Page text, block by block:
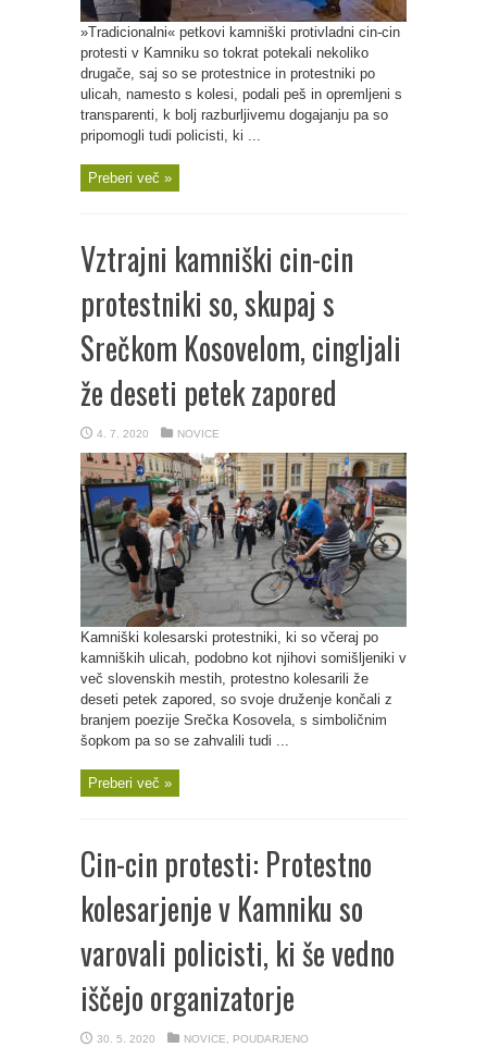
»Tradicionalni« petkovi kamniški protivladni cin-cin
protesti v Kamniku so tokrat potekali nekoliko
drugače, saj so se protestnice in protestniki po
ulicah, namesto s kolesi, podali peš in opremljeni s
transparenti, k bolj razburljivemu dogajanju pa so
pripomogli tudi policisti, ki ...
Preberi več »
Vztrajni kamniški cin-cin
protestniki so, skupaj s
Srečkom Kosovelom, cingljali
že deseti petek zapored
4. 7. 2020 NOVICE
Kamniški kolesarski protestniki, ki so včeraj po
kamniških ulicah, podobno kot njihovi somišljeniki v
več slovenskih mestih, protestno kolesarili že
deseti petek zapored, so svoje druženje končali z
branjem poezije Srečka Kosovela, s simboličnim
šopkom pa so se zahvalili tudi ...
Preberi več »
Cin-cin protesti: Protestno
kolesarjenje v Kamniku so
varovali policisti, ki še vedno
iščejo organizatorje
30. 5. 2020 NOVICE POUDARJENO